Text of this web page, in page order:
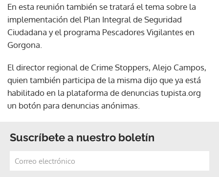
En esta reunión también se tratará el tema sobre la
implementación del Plan Integral de Seguridad
Ciudadana y el programa Pescadores Vigilantes en
Gorgona.
El director regional de Crime Stoppers, Alejo Campos,
quien también participa de la misma dijo que ya está
habilitado en la plataforma de denuncias tupista.org
un botón para denuncias anónimas.
Suscríbete a nuestro boletín